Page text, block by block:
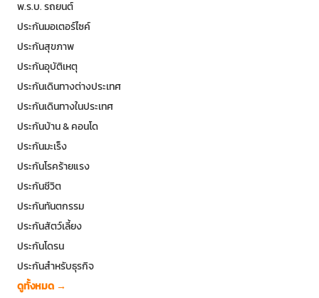
พ.ร.บ. รถยนต์
ประกันมอเตอร์ไซค์
ประกันสุขภาพ
ประกันอุบัติเหตุ
ประกันเดินทางต่างประเทศ
ประกันเดินทางในประเทศ
ประกันบ้าน & คอนโด
ประกันมะเร็ง
ประกันโรคร้ายแรง
ประกันชีวิต
ประกันทันตกรรม
ประกันสัตว์เลี้ยง
ประกันโดรน
ประกันสำหรับธุรกิจ
ดูทั้งหมด →